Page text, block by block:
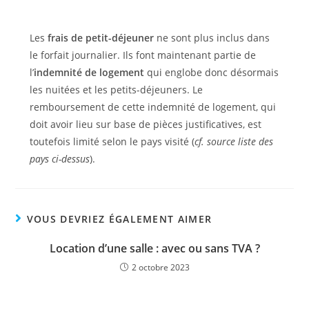
Les frais de petit-déjeuner ne sont plus inclus dans
le forfait journalier. Ils font maintenant partie de
l’indemnité de logement qui englobe donc désormais
les nuitées et les petits-déjeuners. Le
remboursement de cette indemnité de logement, qui
doit avoir lieu sur base de pièces justificatives, est
toutefois limité selon le pays visité (cf. source liste des
pays ci-dessus).
VOUS DEVRIEZ ÉGALEMENT AIMER
Location d’une salle : avec ou sans TVA ?
2 octobre 2023